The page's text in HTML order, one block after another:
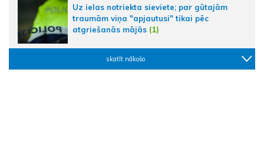
Uz ielas notriekta sieviete; par gūtajām
traumām viņa "apjautusi" tikai pēc
atgriešanās mājās (1)
skatīt nākošo